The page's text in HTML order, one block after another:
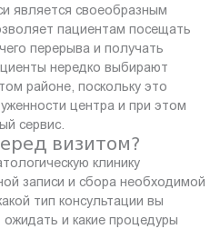
является своеобразным
пациентам посещать
перерыва и получать
нередко выбирают
районе, поскольку это
центра и при этом
сервис.
визитом?
клинику
записи и сбора необходимой
тип консультации вы
и какие процедуры